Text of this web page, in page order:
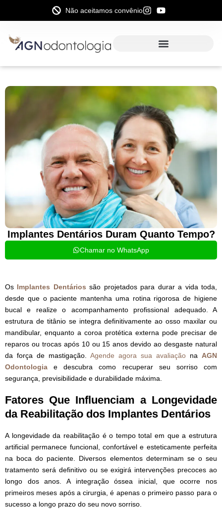
Não aceitamos convênio
Implantes Dentários Duram Quanto Tempo?
Chamar no WhatsApp
Os Implantes Dentários são projetados para durar a vida toda,
desde que o paciente mantenha uma rotina rigorosa de higiene
bucal e realize o acompanhamento profissional adequado. A
estrutura de titânio se integra definitivamente ao osso maxilar ou
mandibular, enquanto a coroa protética externa pode precisar de
reparos ou trocas após 10 ou 15 anos devido ao desgaste natural
da força de mastigação. Agende agora sua avaliação na AGN
Odontologia e descubra como recuperar seu sorriso com
segurança, previsibilidade e durabilidade máxima.
Fatores Que Influenciam a Longevidade
da Reabilitação dos Implantes Dentários
A longevidade da reabilitação é o tempo total em que a estrutura
artificial permanece funcional, confortável e esteticamente perfeita
na boca do paciente. Diversos elementos determinam se o seu
tratamento será definitivo ou se exigirá intervenções precoces ao
longo dos anos. A integração óssea inicial, que ocorre nos
primeiros meses após a cirurgia, é apenas o primeiro passo para o
sucesso a longo prazo do seu novo sorriso.